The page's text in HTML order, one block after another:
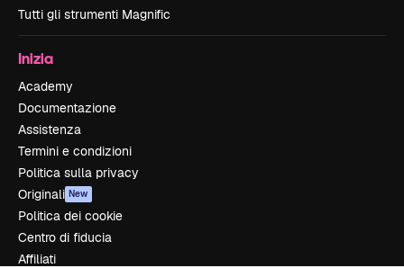
Tutti gli strumenti Magnific
Inizia
Academy
Documentazione
Assistenza
Termini e condizioni
Politica sulla privacy
Originali New
Politica dei cookie
Centro di fiducia
Affiliati